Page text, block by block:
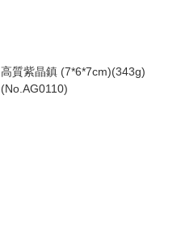
高質紫晶鎮 (7*6*7cm)(343g)
(No.AG0110)